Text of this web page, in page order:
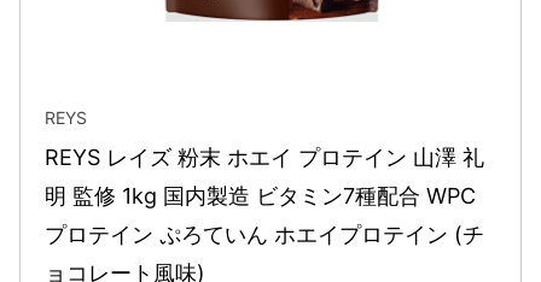
REYS
REYS レイズ 粉末 ホエイ プロテイン 山澤 礼
明 監修 1kg 国内製造 ビタミン7種配合 WPC
プロテイン ぷろていん ホエイプロテイン (チ
ョコレート風味)